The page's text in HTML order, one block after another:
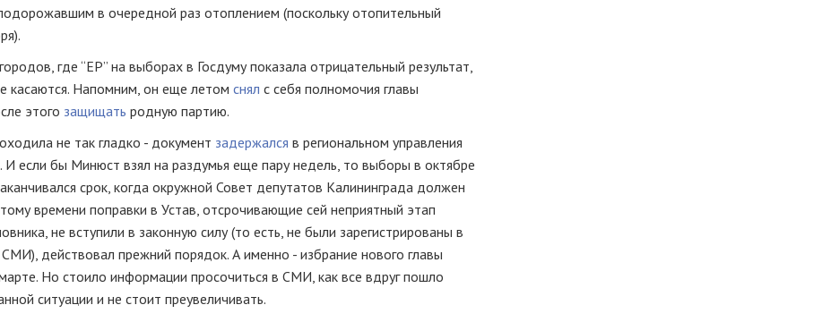
в очередной раз отоплением (поскольку отопительный
где “ЕР” на выборах в Госдуму показала отрицательный результат,
касаются. Напомним, он еще летом снял с себя полномочия главы
этого защищать родную партию.
не так гладко - документ задержался в региональном управления
если бы Минюст взял на раздумья еще пару недель, то выборы в октябре
срок, когда окружной Совет депутатов Калининграда должен
времени поправки в Устав, отсрочивающие сей неприятный этап
не вступили в законную силу (то есть, не были зарегистрированы в
действовал прежний порядок. А именно - избрание нового главы
Но стоило информации просочиться в СМИ, как все вдруг пошло
ситуации и не стоит преувеличивать.